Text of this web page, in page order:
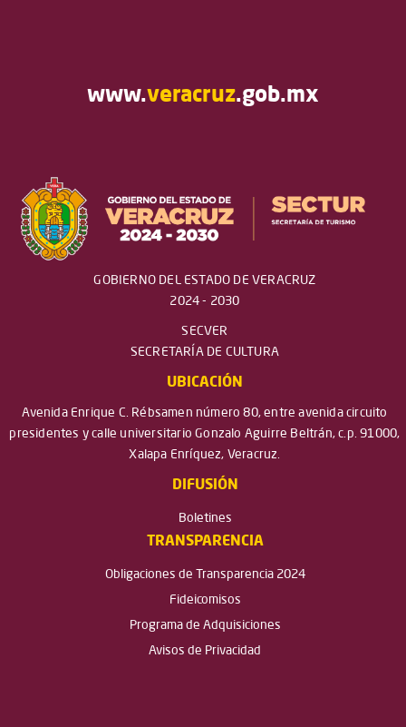
www.veracruz.gob.mx
GOBIERNO DEL ESTADO DE VERACRUZ
2024 - 2030
SECVER
SECRETARÍA DE CULTURA
UBICACIÓN
Avenida Enrique C. Rébsamen número 80, entre avenida circuito
presidentes y calle universitario Gonzalo Aguirre Beltrán, c.p. 91000,
Xalapa Enríquez, Veracruz.
DIFUSIÓN
Boletines
TRANSPARENCIA
Obligaciones de Transparencia 2024
Fideicomisos
Programa de Adquisiciones
Avisos de Privacidad